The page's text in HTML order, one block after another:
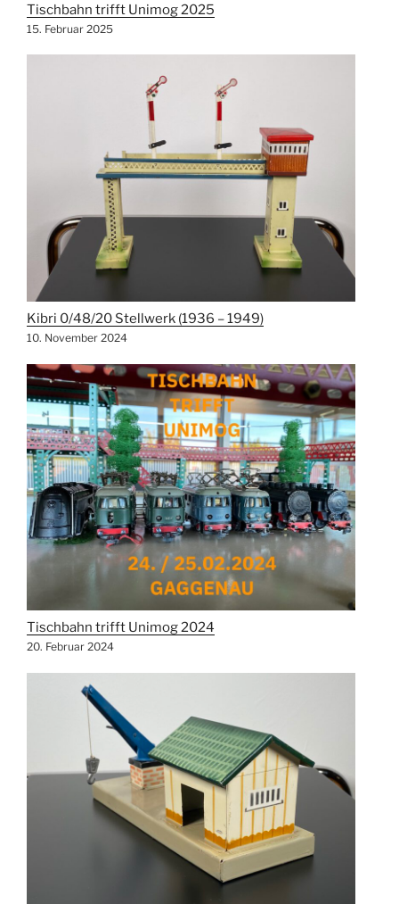
Tischbahn trifft Unimog 2025
15. Februar 2025
Kibri 0/48/20 Stellwerk (1936 – 1949)
10. November 2024
Tischbahn trifft Unimog 2024
20. Februar 2024